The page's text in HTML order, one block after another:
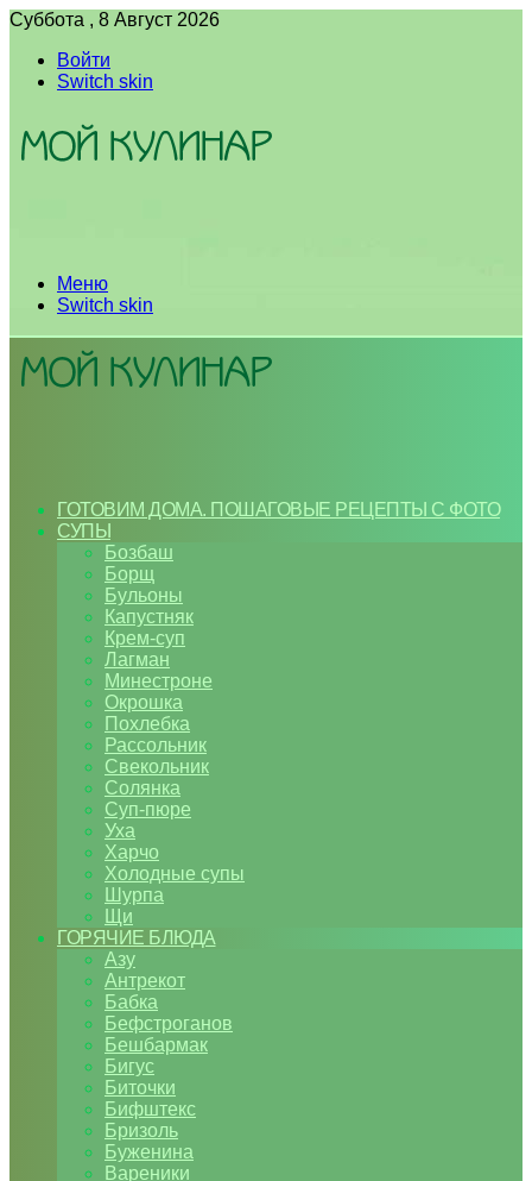
Суббота , 8 Август 2026
Войти
Switch skin
Меню
Switch skin
ГОТОВИМ ДОМА. ПОШАГОВЫЕ РЕЦЕПТЫ С ФОТО
СУПЫ
Бозбаш
Борщ
Бульоны
Капустняк
Крем-суп
Лагман
Минестроне
Окрошка
Похлебка
Рассольник
Свекольник
Солянка
Суп-пюре
Уха
Харчо
Холодные супы
Шурпа
Щи
ГОРЯЧИЕ БЛЮДА
Азу
Антрекот
Бабка
Бефстроганов
Бешбармак
Бигус
Биточки
Бифштекс
Бризоль
Буженина
Вареники